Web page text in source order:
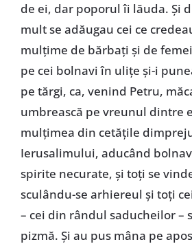
de ei, dar poporul îi lăuda. Și
mult se adăugau cei ce
mulțime de bărbați și de
pe cei bolnavi în ulițe și-i
pe tărgi, ca, venind Petru,
umbrească pe vreunul dintre
mulțimea din cetățile
Ierusalimului, aducând
spirite necurate, și toți se
sculându-se arhiereul și toți
– cei din rândul saducheilor –
pizmă. Și au pus mâna pe